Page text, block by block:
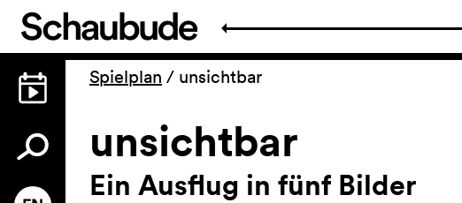
Spielplan / unsichtbar
unsichtbar
Ein Ausflug in fünf Bilder